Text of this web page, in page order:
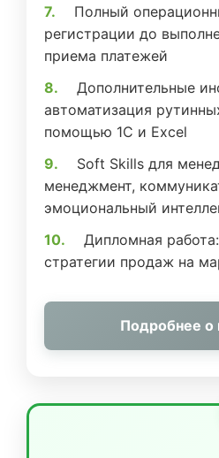
Полный
регистрации до
приема платежей
Дополнительные
автоматизация
помощью 1С и Excel
Soft Skills для
менеджмент,
эмоциональный
Дипломная
стратегии продаж на
Подробнее о